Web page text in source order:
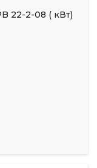
22-2-08 ( кВт)